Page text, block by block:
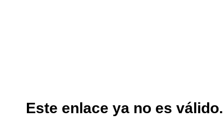
Este enlace ya no es válido.